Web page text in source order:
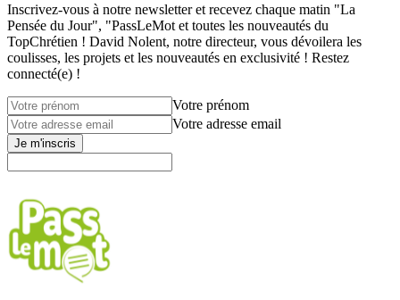
Inscrivez-vous à notre newsletter et recevez chaque matin "La
Pensée du Jour", "PassLeMot et toutes les nouveautés du
TopChrétien ! David Nolent, notre directeur, vous dévoilera les
coulisses, les projets et les nouveautés en exclusivité ! Restez
connecté(e) !
Votre prénom
Votre adresse email
Je m'inscris